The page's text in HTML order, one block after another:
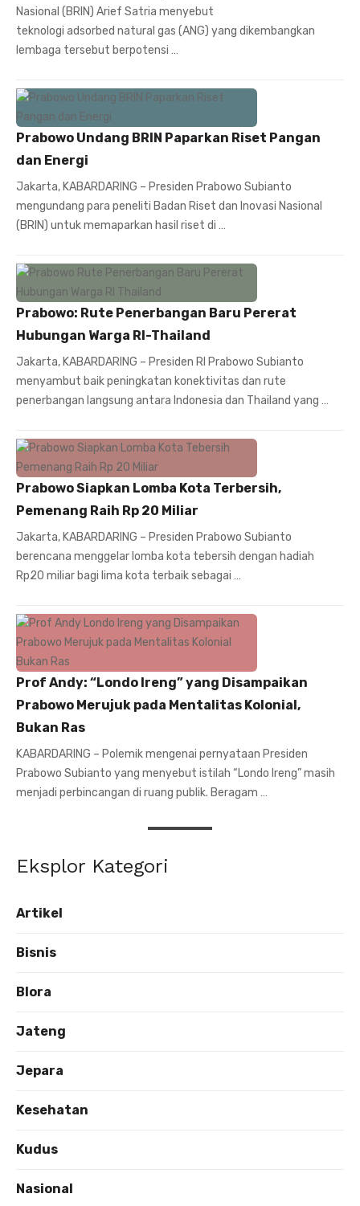
Nasional (BRIN) Arief Satria menyebut
teknologi adsorbed natural gas (ANG) yang dikembangkan
lembaga tersebut berpotensi …
Prabowo Undang BRIN Paparkan Riset Pangan
dan Energi
Jakarta, KABARDARING – Presiden Prabowo Subianto
mengundang para peneliti Badan Riset dan Inovasi Nasional
(BRIN) untuk memaparkan hasil riset di …
Prabowo: Rute Penerbangan Baru Pererat
Hubungan Warga RI-Thailand
Jakarta, KABARDARING – Presiden RI Prabowo Subianto
menyambut baik peningkatan konektivitas dan rute
penerbangan langsung antara Indonesia dan Thailand yang …
Prabowo Siapkan Lomba Kota Terbersih,
Pemenang Raih Rp 20 Miliar
Jakarta, KABARDARING – Presiden Prabowo Subianto
berencana menggelar lomba kota tebersih dengan hadiah
Rp20 miliar bagi lima kota terbaik sebagai …
Prof Andy: “Londo Ireng” yang Disampaikan
Prabowo Merujuk pada Mentalitas Kolonial,
Bukan Ras
KABARDARING – Polemik mengenai pernyataan Presiden
Prabowo Subianto yang menyebut istilah “Londo Ireng” masih
menjadi perbincangan di ruang publik. Beragam …
Eksplor Kategori
Artikel
Bisnis
Blora
Jateng
Jepara
Kesehatan
Kudus
Nasional